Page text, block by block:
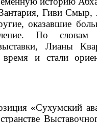
Гиви
оказавшие
По словам
Лианы
время и стали
«Сухумский